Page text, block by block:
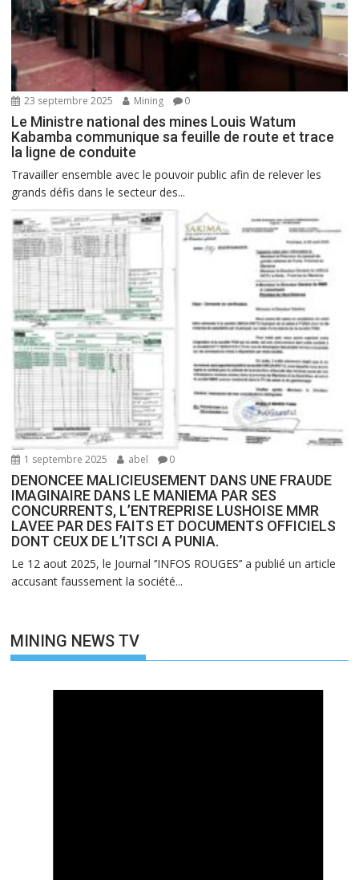
23 septembre 2025 Mining 0
Le Ministre national des mines Louis Watum
Kabamba communique sa feuille de route et trace
la ligne de conduite
Travailler ensemble avec le pouvoir public afin de relever les
grands défis dans le secteur des...
1 septembre 2025 abel 0
DENONCEE MALICIEUSEMENT DANS UNE FRAUDE
IMAGINAIRE DANS LE MANIEMA PAR SES
CONCURRENTS, L’ENTREPRISE LUSHOISE MMR
LAVEE PAR DES FAITS ET DOCUMENTS OFFICIELS
DONT CEUX DE L’ITSCI A PUNIA.
Le 12 aout 2025, le Journal ‘’INFOS ROUGES’’ a publié un article
accusant faussement la société...
MINING NEWS TV